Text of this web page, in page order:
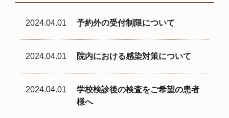
2024.04.01 予約外の受付制限について
2024.04.01 院内における感染対策について
2024.04.01
学校検診後の検査をご希望の患者
様へ